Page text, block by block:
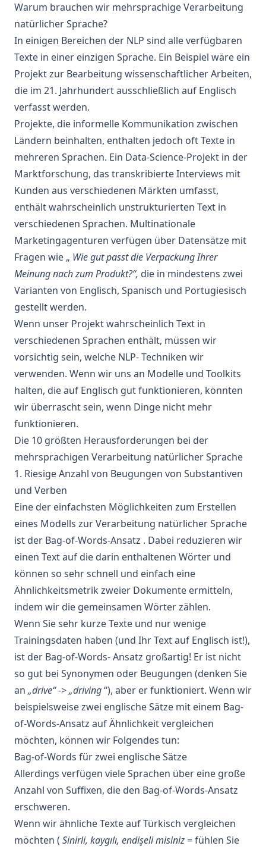
Warum brauchen wir mehrsprachige Verarbeitung
natürlicher Sprache?
In einigen Bereichen der NLP sind alle verfügbaren
Texte in einer einzigen Sprache. Ein Beispiel wäre ein
Projekt zur Bearbeitung wissenschaftlicher Arbeiten,
die im 21. Jahrhundert ausschließlich auf Englisch
verfasst werden.
Projekte, die informelle Kommunikation zwischen
Ländern beinhalten, enthalten jedoch oft Texte in
mehreren Sprachen. Ein Data-Science-Projekt in der
Marktforschung, das transkribierte Interviews mit
Kunden aus verschiedenen Märkten umfasst,
enthält wahrscheinlich unstrukturierten Text in
verschiedenen Sprachen. Multinationale
Marketingagenturen verfügen über Datensätze mit
Fragen wie „ Wie gut passt die Verpackung Ihrer
Meinung nach zum Produkt?“, die in mindestens zwei
Varianten von Englisch, Spanisch und Portugiesisch
gestellt werden.
Wenn unser Projekt wahrscheinlich Text in
verschiedenen Sprachen enthält, müssen wir
vorsichtig sein, welche NLP-Techniken wir
verwenden. Wenn wir uns an Modelle und Toolkits
halten, die auf Englisch gut funktionieren, könnten
wir überrascht sein, wenn Dinge nicht mehr
funktionieren.
Die 10 größten Herausforderungen bei der
mehrsprachigen Verarbeitung natürlicher Sprache
1. Riesige Anzahl von Beugungen von Substantiven
und Verben
Eine der einfachsten Möglichkeiten zum Erstellen
eines Modells zur Verarbeitung natürlicher Sprache
ist der Bag-of-Words-Ansatz . Dabei reduzieren wir
einen Text auf die darin enthaltenen Wörter und
können so sehr schnell und einfach eine
Ähnlichkeitsmetrikzweier Dokumente ermitteln,
indem wir die gemeinsamen Wörter zählen.
Wenn Sie sehr kurze Texte und nur wenige
Trainingsdaten haben (und Ihr Text auf Englisch ist!),
ist der Bag-of-Words-Ansatz großartig! Er ist nicht
so gut bei Synonymen oder Beugungen (denken Sie
an „drive“->„driving“), aber er funktioniert. Wenn wir
beispielsweise zwei englische Sätze mit einem Bag-
of-Words-Ansatz auf Ähnlichkeit vergleichen
möchten, können wir Folgendes tun:
Bag-of-Words für zwei englische Sätze
Allerdings verfügen viele Sprachen über eine große
Anzahl von Suffixen, die den Bag-of-Words-Ansatz
erschweren.
Wenn wir ähnliche Texte auf Türkisch vergleichen
möchten ( Sinirli, kaygılı, endişeli misiniz = fühlen Sie